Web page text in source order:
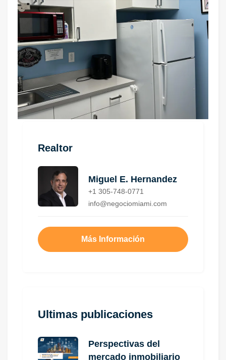
Realtor
Miguel E. Hernandez
+1 305-748-0771
info@negociomiami.com
Más Información
Ultimas publicaciones
Perspectivas del
mercado inmobiliario